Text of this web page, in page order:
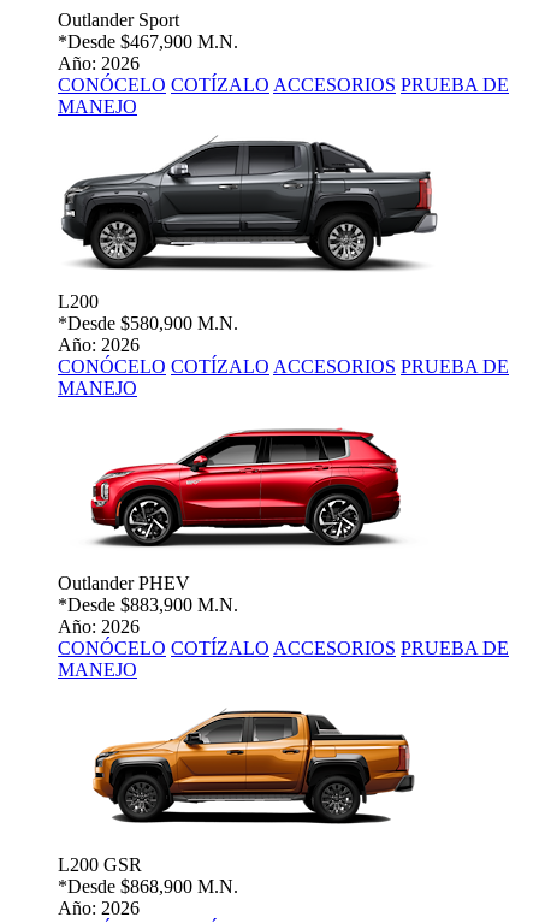
Outlander Sport
*Desde $467,900 M.N.
Año: 2026
CONÓCELO COTÍZALO ACCESORIOS PRUEBA DE
MANEJO
L200
*Desde $580,900 M.N.
Año: 2026
CONÓCELO COTÍZALO ACCESORIOS PRUEBA DE
MANEJO
Outlander PHEV
*Desde $883,900 M.N.
Año: 2026
CONÓCELO COTÍZALO ACCESORIOS PRUEBA DE
MANEJO
L200 GSR
*Desde $868,900 M.N.
Año: 2026